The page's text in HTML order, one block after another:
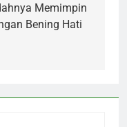
Memimpin
Bening Hati